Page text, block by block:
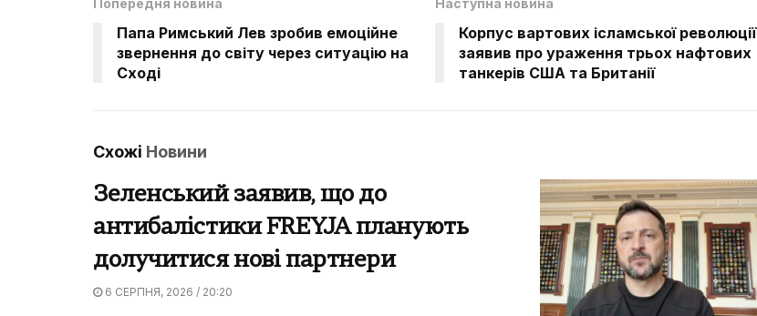
Папа Римський Лев зробив емоційне
звернення до світу через ситуацію на
Сході
Корпус вартових ісламської революції
заявив про ураження трьох нафтових
танкерів США та Британії
Схожі Новини
Зеленський заявив, що до
антибалістики FREYJA планують
долучитися нові партнери
6 СЕРПНЯ, 2026 / 20:20